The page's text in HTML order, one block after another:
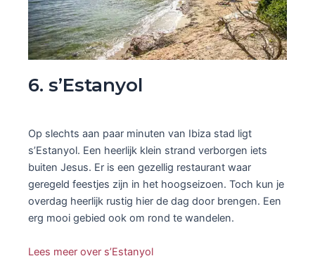
6. s’Estanyol
Op slechts aan paar minuten van Ibiza stad ligt
s’Estanyol. Een heerlijk klein strand verborgen iets
buiten Jesus. Er is een gezellig restaurant waar
geregeld feestjes zijn in het hoogseizoen. Toch kun je
overdag heerlijk rustig hier de dag door brengen. Een
erg mooi gebied ook om rond te wandelen.
Lees meer over s’Estanyol